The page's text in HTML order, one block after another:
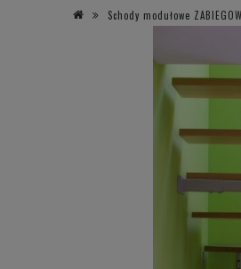
Schody modułowe